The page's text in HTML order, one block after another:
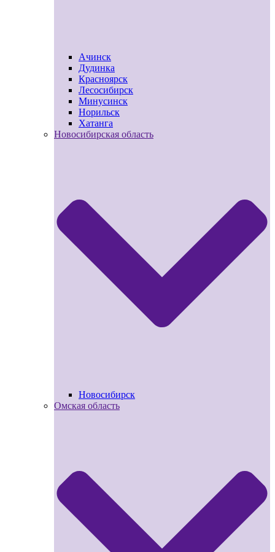
Ачинск
Дудинка
Красноярск
Лесосибирск
Минусинск
Норильск
Хатанга
Новосибирская область
Новосибирск
Омская область